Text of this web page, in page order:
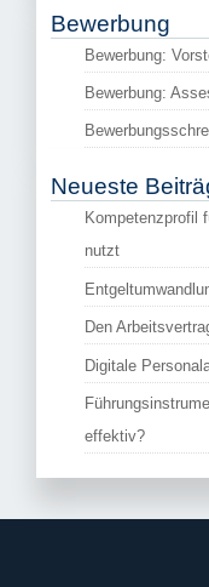
Bewerbung
Bewerbung:
Bewerbung:
Neueste
Kompetenzprofil
nutzt
Den
Digitale
effektiv?